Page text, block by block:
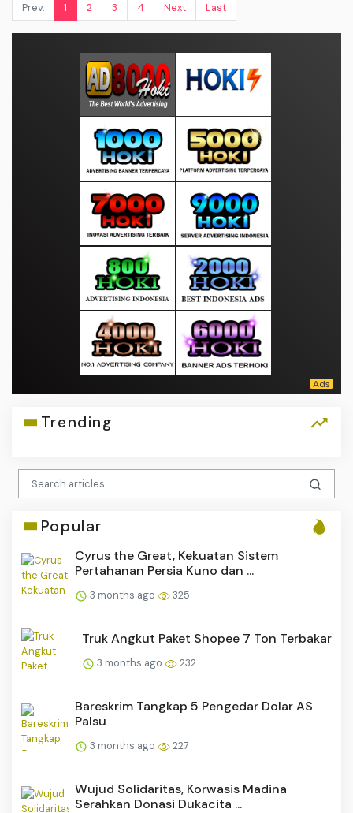
Prev. 1 2 3 4 Next Last
Trending
Popular
Cyrus the Great, Kekuatan Sistem
Pertahanan Persia Kuno dan ...
3 months ago 325
Truk Angkut Paket Shopee 7 Ton Terbakar
3 months ago 232
Bareskrim Tangkap 5 Pengedar Dolar AS
Palsu
3 months ago 227
Wujud Solidaritas, Korwasis Madina
Serahkan Donasi Dukacita ...